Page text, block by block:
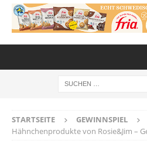
STARTSEITE GEWINNSPIEL
Hähnchenprodukte von Rosie&Jim –